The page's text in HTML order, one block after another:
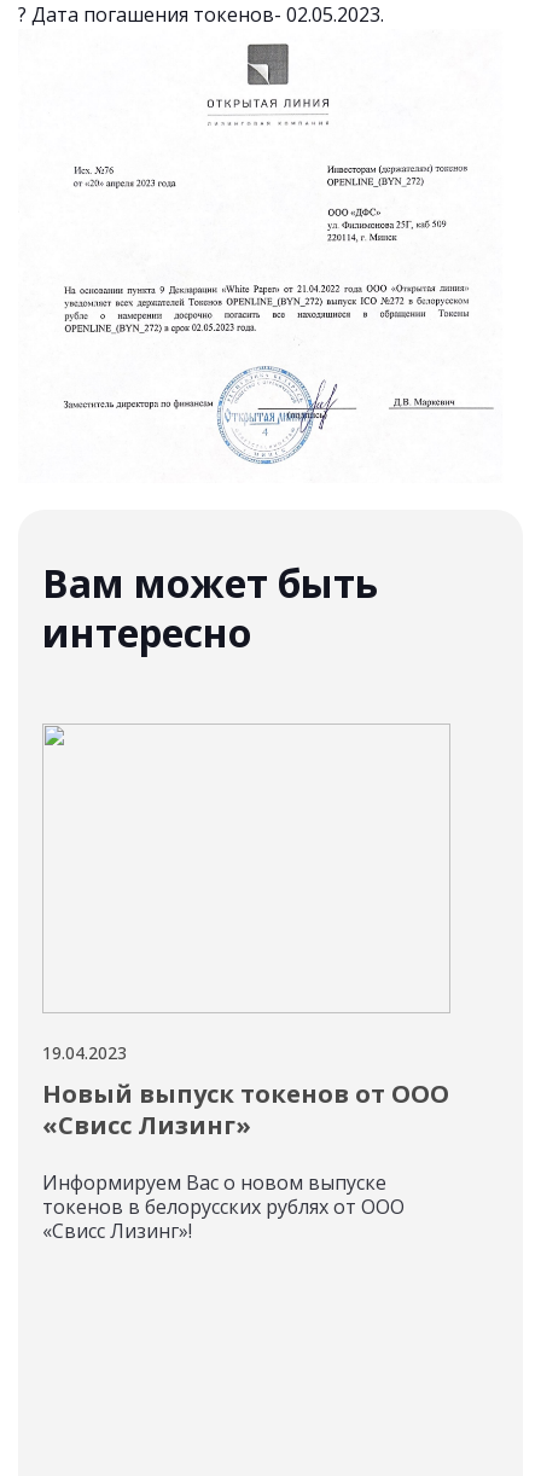
? Дата погашения токенов- 02.05.2023.
Вам может быть
интересно
19.04.2023
Новый выпуск токенов от ООО
«Свисс Лизинг»
Информируем Вас о новом выпуске
токенов в белорусских рублях от ООО
«Свисс Лизинг»!